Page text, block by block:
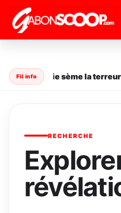
" />
Fil info
en série sème la terreur
RECHERCHE